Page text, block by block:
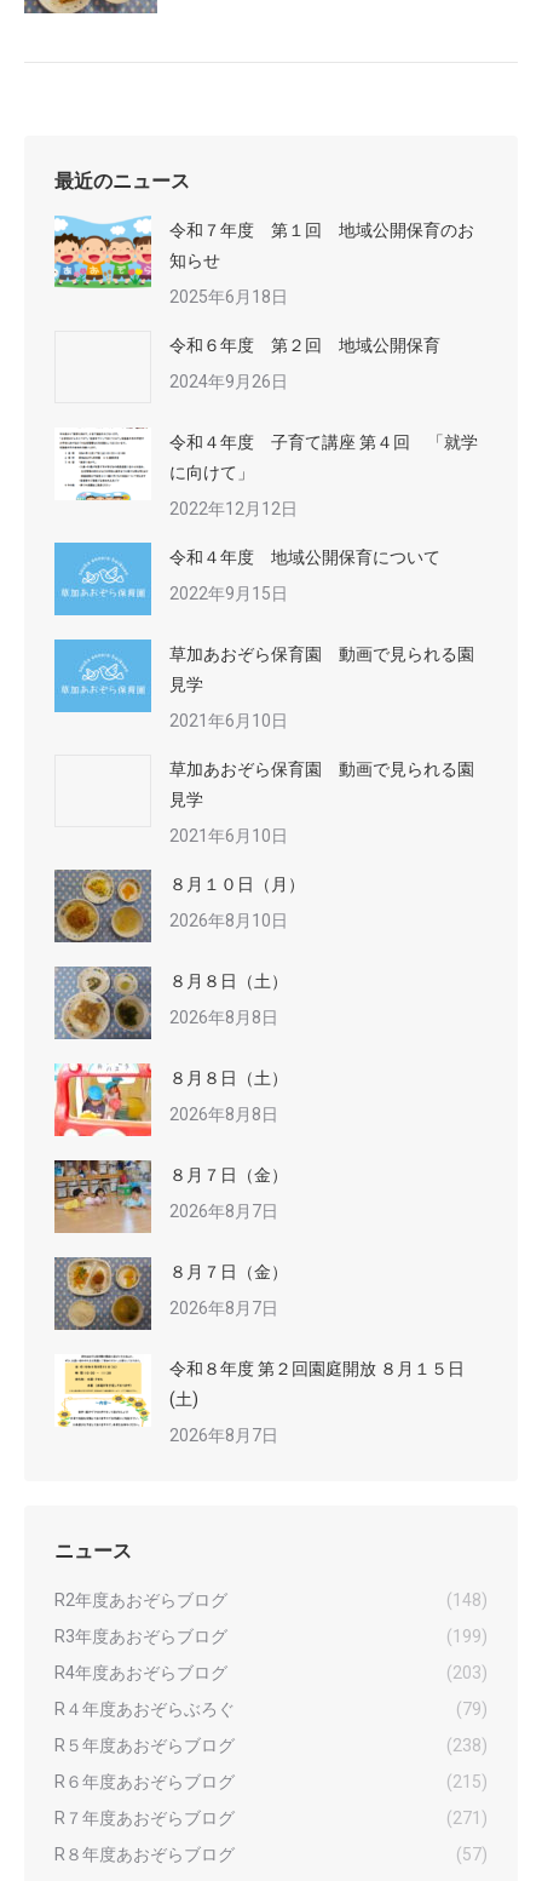
最近のニュース
令和７年度 第１回 地域公開保育のお
知らせ
2025年6月18日
令和６年度 第２回 地域公開保育
2024年9月26日
令和４年度 子育て講座 第４回 「就学
に向けて」
2022年12月12日
令和４年度 地域公開保育について
2022年9月15日
草加あおぞら保育園 動画で見られる園
見学
2021年6月10日
草加あおぞら保育園 動画で見られる園
見学
2021年6月10日
８月１０日（月）
2026年8月10日
８月８日（土）
2026年8月8日
８月８日（土）
2026年8月8日
８月７日（金）
2026年8月7日
８月７日（金）
2026年8月7日
令和８年度 第２回園庭開放 ８月１５日
(土)
2026年8月7日
ニュース
R2年度あおぞらブログ
(148)
R3年度あおぞらブログ
(199)
R4年度あおぞらブログ
(203)
R４年度あおぞらぶろぐ
(79)
R５年度あおぞらブログ
(238)
R６年度あおぞらブログ
(215)
R７年度あおぞらブログ
(271)
R８年度あおぞらブログ
(57)